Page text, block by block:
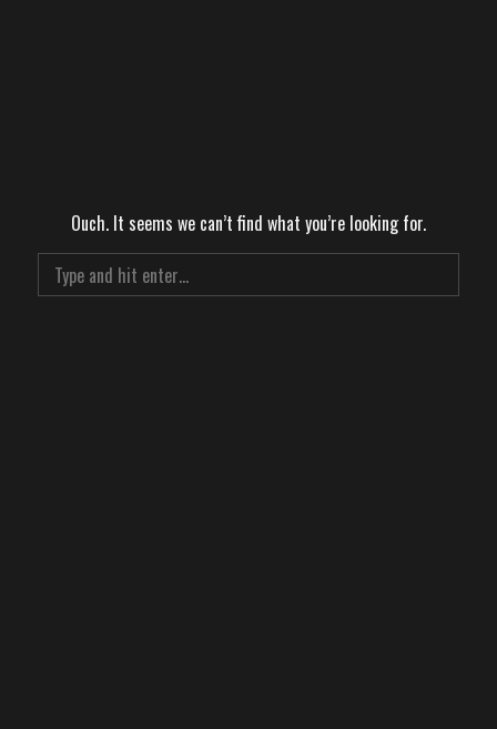
Ouch. It seems we can’t find what you’re looking for.